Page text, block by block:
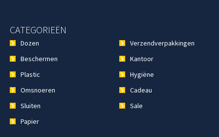
CATEGORIEËN
Dozen
Beschermen
Plastic
Omsnoeren
Sluiten
Papier
Verzendverpakkingen
Kantoor
Hygiëne
Cadeau
Sale